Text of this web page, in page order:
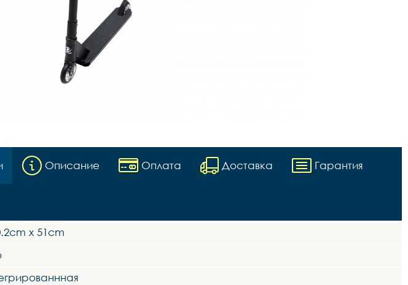
Описание Оплата Доставка Гарантия
x 51cm